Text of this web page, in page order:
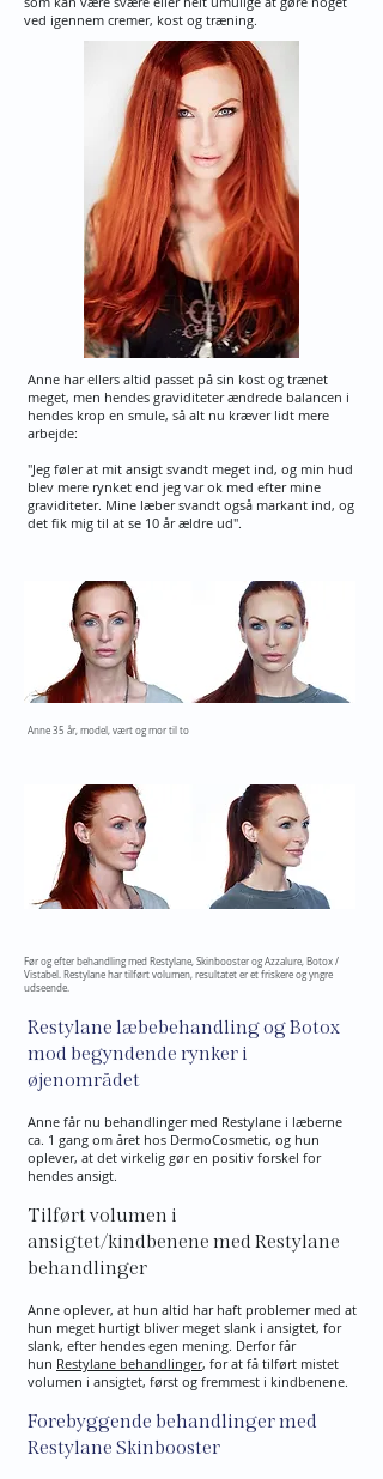
ved igennem cremer, kost og træning.
Anne har ellers altid passet på sin kost og trænet
meget, men hendes graviditeter ændrede balancen i
hendes krop en smule, så alt nu kræver lidt mere
arbejde:
"Jeg føler at mit ansigt svandt meget ind, og min hud
blev mere rynket end jeg var ok med efter mine
graviditeter. Mine læber svandt også markant ind, og
det fik mig til at se 10 år ældre ud".
Anne 35 år, model, vært og mor til to
Før og efter behandling med Restylane, Skinbooster og Azzalure, Botox /
Vistabel. Restylane har tilført volumen, resultatet er et friskere og yngre
udseende.
Restylane læbebehandling og Botox
mod begyndende rynker i
øjenområdet
Anne får nu behandlinger med Restylane i læberne
ca. 1 gang om året hos DermoCosmetic, og hun
oplever, at det virkelig gør en positiv forskel for
hendes ansigt.
Tilført volumen i
ansigtet/kindbenene med Restylane
behandlinger
Anne oplever, at hun altid har haft problemer med at
hun meget hurtigt bliver meget slank i ansigtet, for
slank, efter hendes egen mening. Derfor får
hun Restylane behandlinger, for at få tilført mistet
volumen i ansigtet, først og fremmest i kindbenene.
Forebyggende behandlinger med
Restylane Skinbooster